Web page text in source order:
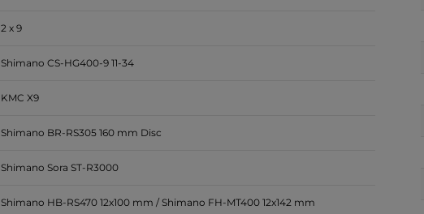
2 x 9
Shimano CS-HG400-9 11-34
KMC X9
Shimano BR-RS305 160 mm Disc
Shimano Sora ST-R3000
Shimano HB-RS470 12x100 mm / Shimano FH-MT400 12x142 mm